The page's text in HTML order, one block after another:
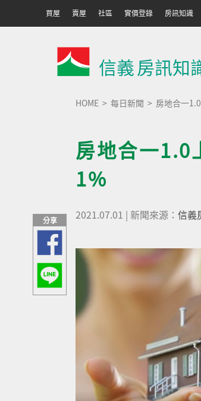
買屋 賣屋 社區 實價登錄 房訊知識
信義房訊知
HOME 每日新聞 房地合一
房地合一1.0
1%
2021.07.01 | 新聞來源： 信義
分享